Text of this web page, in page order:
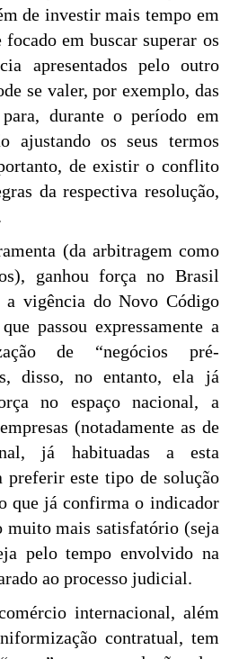
de investir mais tempo em
focado em buscar superar os
apresentados pelo outro
se valer, por exemplo, das
durante o período em
ajustando os seus termos
de existir o conflito
da respectiva resolução,
(da arbitragem como
ganhou força no Brasil
a vigência do Novo Código
passou expressamente a
de “negócios pré-
disso, no entanto, ela já
no espaço nacional, a
(notadamente as de
já habituadas a esta
preferir este tipo de solução
que já confirma o indicador
muito mais satisfatório (seja
pelo tempo envolvido na
ao processo judicial.
internacional, além
contratual, tem